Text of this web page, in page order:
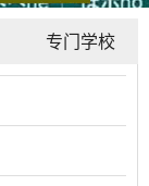
专门学校